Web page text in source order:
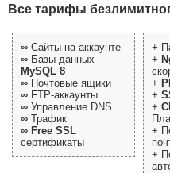
Все тарифы
∞ Сайты на аккаунте
∞ Базы данных
MySQL 8
∞ Почтовые ящики
∞ FTP-аккаунты
∞ Управление DNS
∞ Трафик
∞ Free SSL
сертификаты
+
+
+
+
+
+
+